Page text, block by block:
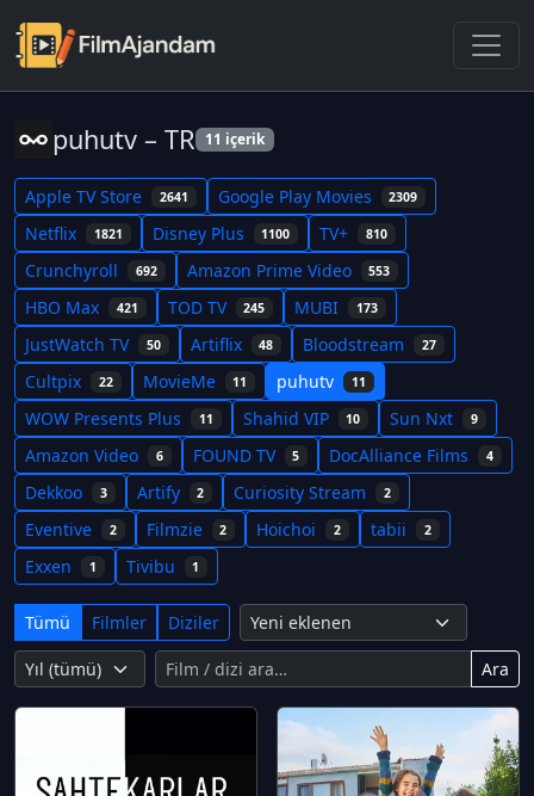
puhutv – TR 11 içerik
Apple TV Store 2641 Google Play Movies 2309
Netflix 1821 Disney Plus 1100 TV+ 810
Crunchyroll 692 Amazon Prime Video 553
HBO Max 421 TOD TV 245 MUBI 173
JustWatch TV 50 Artiflix 48 Bloodstream 27
Cultpix 22 MovieMe 11 puhutv 11
WOW Presents Plus 11 Shahid VIP 10 Sun Nxt 9
Amazon Video 6 FOUND TV 5 DocAlliance Films 4
Dekkoo 3 Artify 2 Curiosity Stream 2
Eventive 2 Filmzie 2 Hoichoi 2 tabii 2
Exxen 1 Tivibu 1
Tümü Filmler Diziler
Ara